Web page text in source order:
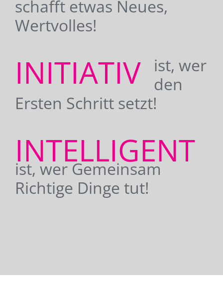
schafft etwas Neues,
Wertvolles!
INITIATIV
ist, wer
den
Ersten Schritt setzt!
INTELLIGENT
ist, wer Gemeinsam
Richtige Dinge tut!